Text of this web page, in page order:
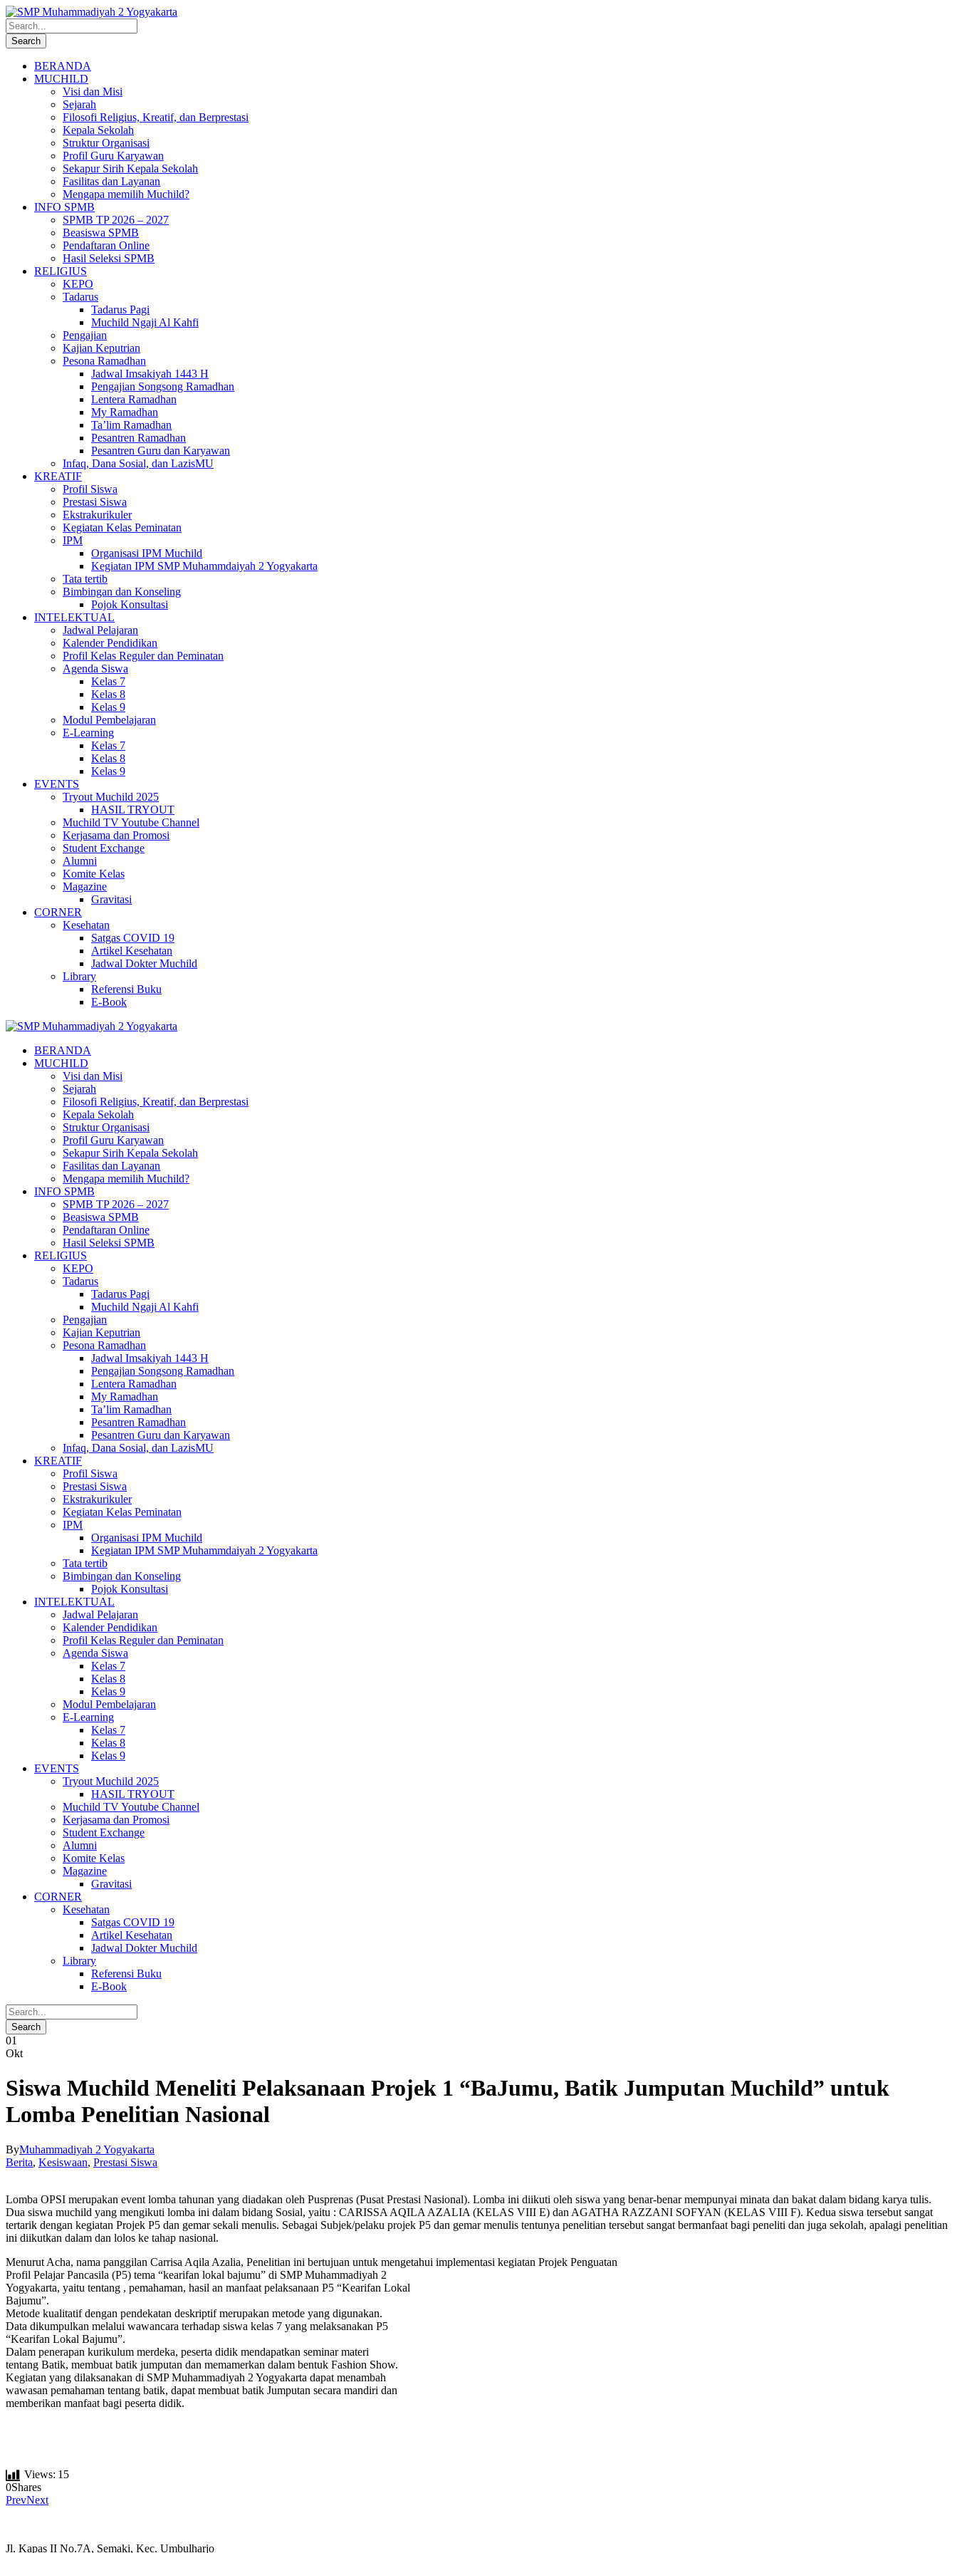
BERANDA
MUCHILD
Visi dan Misi
Sejarah
Filosofi Religius, Kreatif, dan Berprestasi
Kepala Sekolah
Struktur Organisasi
Profil Guru Karyawan
Sekapur Sirih Kepala Sekolah
Fasilitas dan Layanan
Mengapa memilih Muchild?
INFO SPMB
SPMB TP 2026 – 2027
Beasiswa SPMB
Pendaftaran Online
Hasil Seleksi SPMB
RELIGIUS
KEPO
Tadarus
Tadarus Pagi
Muchild Ngaji Al Kahfi
Pengajian
Kajian Keputrian
Pesona Ramadhan
Jadwal Imsakiyah 1443 H
Pengajian Songsong Ramadhan
Lentera Ramadhan
My Ramadhan
Ta’lim Ramadhan
Pesantren Ramadhan
Pesantren Guru dan Karyawan
Infaq, Dana Sosial, dan LazisMU
KREATIF
Profil Siswa
Prestasi Siswa
Ekstrakurikuler
Kegiatan Kelas Peminatan
IPM
Organisasi IPM Muchild
Kegiatan IPM SMP Muhammdaiyah 2 Yogyakarta
Tata tertib
Bimbingan dan Konseling
Pojok Konsultasi
INTELEKTUAL
Jadwal Pelajaran
Kalender Pendidikan
Profil Kelas Reguler dan Peminatan
Agenda Siswa
Kelas 7
Kelas 8
Kelas 9
Modul Pembelajaran
E-Learning
Kelas 7
Kelas 8
Kelas 9
EVENTS
Tryout Muchild 2025
HASIL TRYOUT
Muchild TV Youtube Channel
Kerjasama dan Promosi
Student Exchange
Alumni
Komite Kelas
Magazine
Gravitasi
CORNER
Kesehatan
Satgas COVID 19
Artikel Kesehatan
Jadwal Dokter Muchild
Library
Referensi Buku
E-Book
BERANDA
MUCHILD
Visi dan Misi
Sejarah
Filosofi Religius, Kreatif, dan Berprestasi
Kepala Sekolah
Struktur Organisasi
Profil Guru Karyawan
Sekapur Sirih Kepala Sekolah
Fasilitas dan Layanan
Mengapa memilih Muchild?
INFO SPMB
SPMB TP 2026 – 2027
Beasiswa SPMB
Pendaftaran Online
Hasil Seleksi SPMB
RELIGIUS
KEPO
Tadarus
Tadarus Pagi
Muchild Ngaji Al Kahfi
Pengajian
Kajian Keputrian
Pesona Ramadhan
Jadwal Imsakiyah 1443 H
Pengajian Songsong Ramadhan
Lentera Ramadhan
My Ramadhan
Ta’lim Ramadhan
Pesantren Ramadhan
Pesantren Guru dan Karyawan
Infaq, Dana Sosial, dan LazisMU
KREATIF
Profil Siswa
Prestasi Siswa
Ekstrakurikuler
Kegiatan Kelas Peminatan
IPM
Organisasi IPM Muchild
Kegiatan IPM SMP Muhammdaiyah 2 Yogyakarta
Tata tertib
Bimbingan dan Konseling
Pojok Konsultasi
INTELEKTUAL
Jadwal Pelajaran
Kalender Pendidikan
Profil Kelas Reguler dan Peminatan
Agenda Siswa
Kelas 7
Kelas 8
Kelas 9
Modul Pembelajaran
E-Learning
Kelas 7
Kelas 8
Kelas 9
EVENTS
Tryout Muchild 2025
HASIL TRYOUT
Muchild TV Youtube Channel
Kerjasama dan Promosi
Student Exchange
Alumni
Komite Kelas
Magazine
Gravitasi
CORNER
Kesehatan
Satgas COVID 19
Artikel Kesehatan
Jadwal Dokter Muchild
Library
Referensi Buku
E-Book
01
Okt
Siswa Muchild Meneliti Pelaksanaan Projek 1 “BaJumu, Batik Jumputan Muchild” untuk
Lomba Penelitian Nasional
ByMuhammadiyah 2 Yogyakarta
Berita, Kesiswaan, Prestasi Siswa
Lomba OPSI merupakan event lomba tahunan yang diadakan oleh Pusprenas (Pusat Prestasi Nasional). Lomba ini diikuti oleh siswa yang benar-benar mempunyai minata dan bakat dalam bidang karya tulis.
Dua siswa muchild yang mengikuti lomba ini dalam bidang Sosial, yaitu : CARISSA AQILA AZALIA (KELAS VIII E) dan AGATHA RAZZANI SOFYAN (KELAS VIII F). Kedua siswa tersebut sangat
tertarik dengan kegiatan Projek P5 dan gemar sekali menulis. Sebagai Subjek/pelaku projek P5 dan gemar menulis tentunya penelitian tersebut sangat bermanfaat bagi peneliti dan juga sekolah, apalagi penelitian
ini diikutkan dalam dan lolos ke tahap nasional.
Menurut Acha, nama panggilan Carrisa Aqila Azalia, Penelitian ini bertujuan untuk mengetahui implementasi kegiatan Projek Penguatan
Profil Pelajar Pancasila (P5) tema “kearifan lokal bajumu” di SMP Muhammadiyah 2
Yogyakarta, yaitu tentang , pemahaman, hasil an manfaat pelaksanaan P5 “Kearifan Lokal
Bajumu”.
Metode kualitatif dengan pendekatan deskriptif merupakan metode yang digunakan.
Data dikumpulkan melalui wawancara terhadap siswa kelas 7 yang melaksanakan P5
“Kearifan Lokal Bajumu”.
Dalam penerapan kurikulum merdeka, peserta didik mendapatkan seminar materi
tentang Batik, membuat batik jumputan dan memamerkan dalam bentuk Fashion Show.
Kegiatan yang dilaksanakan di SMP Muhammadiyah 2 Yogyakarta dapat menambah
wawasan pemahaman tentang batik, dapat membuat batik Jumputan secara mandiri dan
memberikan manfaat bagi peserta didik.
Views: 15
0Shares
PrevNext
Jl. Kapas II No.7A, Semaki, Kec. Umbulharjo